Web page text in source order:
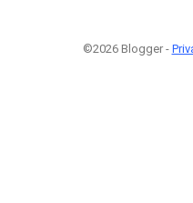
©2026 Blogger -